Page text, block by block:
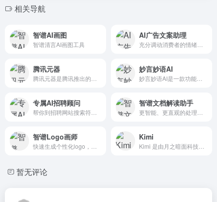
相关导航
智谱AI画图
智谱清言AI画图工具
AI广告文案助理
腾讯元器 妙言妙语AI
专属AI招聘顾问 智谱文档解读助手
智谱Logo画师 Kimi
暂无评论